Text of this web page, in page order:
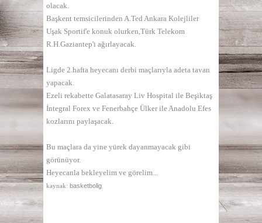
olacak.
Başkent temsicilerinden A.Ted Ankara Kolejliler
Uşak Sportif'e konuk olurken,Türk Telekom
R.H.Gaziantep'i ağırlayacak.
Ligde 2.hafta heyecanı derbi maçlarıyla adeta tavan
yapacak.
Ezeli rekabette Galatasaray Liv Hospital ile Beşiktaş
İntegral Forex ve Fenerbahçe Ülker ile Anadolu Efes
kozlarını paylaşacak.
Bu maçlara da yine yürek dayanmayacak gibi
görünüyor.
Heyecanla bekleyelim ve görelim...
kaynak: basketbolig